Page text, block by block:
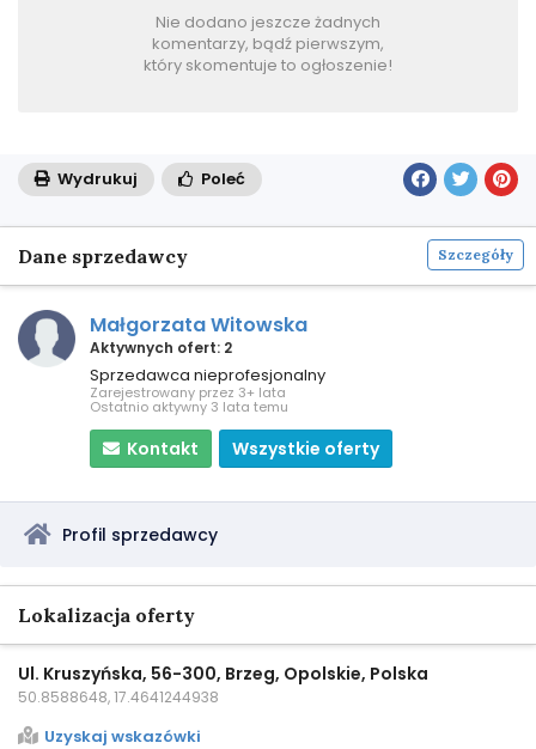
Nie dodano jeszcze żadnych
komentarzy, bądź pierwszym,
który skomentuje to ogłoszenie!
Wydrukuj Poleć
Dane sprzedawcy Szczegóły
Małgorzata Witowska
Aktywnych ofert: 2
Sprzedawca nieprofesjonalny
Zarejestrowany przez 3+ lata
Ostatnio aktywny 3 lata temu
Kontakt Wszystkie oferty
Profil sprzedawcy
Lokalizacja oferty
Ul. Kruszyńska, 56-300, Brzeg, Opolskie, Polska
50.8588648, 17.4641244938
Uzyskaj wskazówki